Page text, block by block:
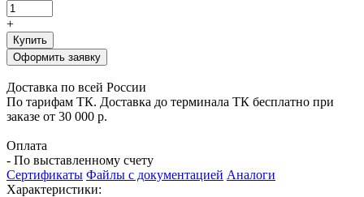
+
Купить
Оформить заявку
Доставка по всей России
По тарифам ТК. Доставка до терминала ТК бесплатно при
заказе от 30 000 р.
Оплата
- По выставленному счету
Сертификаты Файлы с документацией Аналоги
Характеристики: